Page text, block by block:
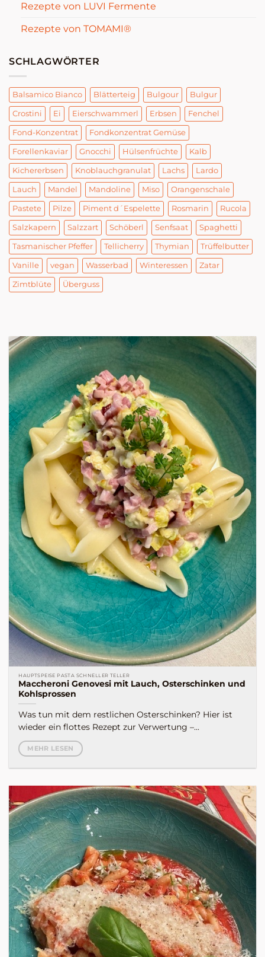
Rezepte von LUVI Fermente
Rezepte von TOMAMI®
SCHLAGWÖRTER
Balsamico Bianco Blätterteig Bulgour Bulgur
Crostini Ei Eierschwammerl Erbsen Fenchel
Fond-Konzentrat Fondkonzentrat Gemüse
Forellenkaviar Gnocchi Hülsenfrüchte Kalb
Kichererbsen Knoblauchgranulat Lachs Lardo
Lauch Mandel Mandoline Miso Orangenschale
Pastete Pilze Piment d´Espelette Rosmarin Rucola
Salzkapern Salzzart Schöberl Senfsaat Spaghetti
Tasmanischer Pfeffer Tellicherry Thymian Trüffelbutter
Vanille vegan Wasserbad Winteressen Zatar
Zimtblüte Überguss
HAUPTSPEISE PASTA SCHNELLER TELLER
Maccheroni Genovesi mit Lauch, Osterschinken und
Kohlsprossen
Was tun mit dem restlichen Osterschinken? Hier ist
wieder ein flottes Rezept zur Verwertung –...
MEHR LESEN